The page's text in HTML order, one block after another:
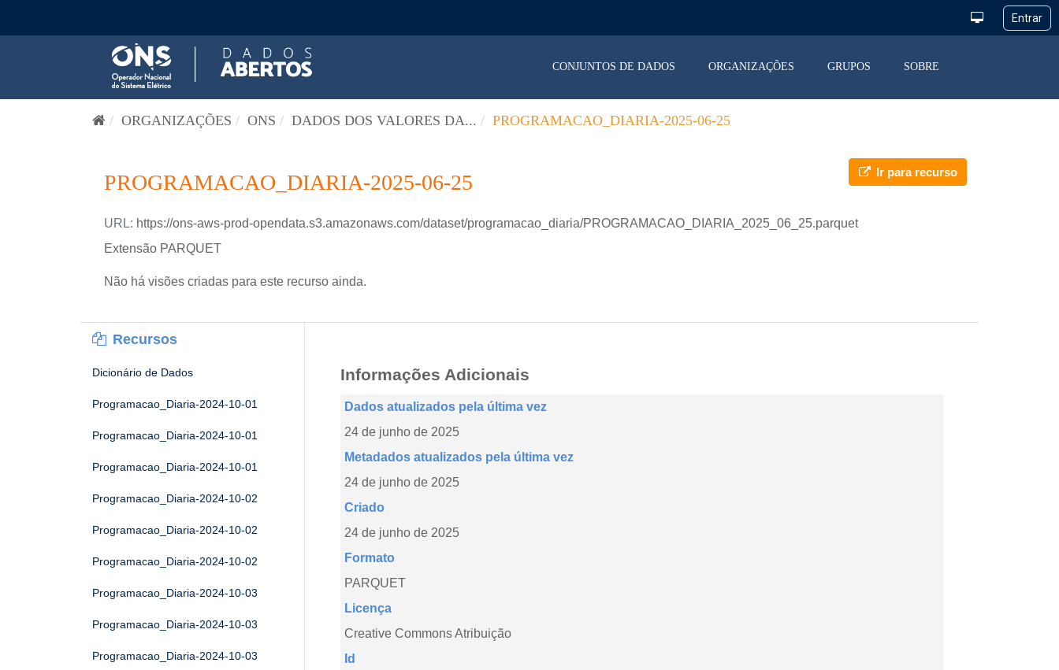
CONJUNTOS DE DADOS ORGANIZAÇÕES GRUPOS SOBRE
ORGANIZAÇÕES ONS DADOS DOS VALORES DA... PROGRAMACAO_DIARIA-2025-06-25
Ir para recurso
PROGRAMACAO_DIARIA-2025-06-25
URL: https://ons-aws-prod-opendata.s3.amazonaws.com/dataset/programacao_diaria/PROGRAMACAO_DIARIA_2025_06_25.parquet
Extensão PARQUET
Não há visões criadas para este recurso ainda.
Recursos
Dicionário de Dados
Programacao_Diaria-2024-10-01
Programacao_Diaria-2024-10-01
Programacao_Diaria-2024-10-01
Programacao_Diaria-2024-10-02
Programacao_Diaria-2024-10-02
Programacao_Diaria-2024-10-02
Programacao_Diaria-2024-10-03
Programacao_Diaria-2024-10-03
Programacao_Diaria-2024-10-03
Informações Adicionais
Dados atualizados pela última vez
24 de junho de 2025
Metadados atualizados pela última vez
24 de junho de 2025
Criado
24 de junho de 2025
Formato
PARQUET
Licença
Creative Commons Atribuição
Id